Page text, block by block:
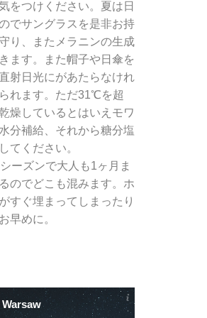
をつけください。夏は日
でサングラスを是非お持
り、またメラニンの生成
ます。また帽子や日傘を
射日光にがあたらなけれ
れます。ただ31℃を超
燥しているとはいえモワ
分補給、それから糖分塩
てください。
ーズンで大人も1ヶ月ま
のでどこも混みます。ホ
すぐ埋まってしまったり
早めに。
Warsaw